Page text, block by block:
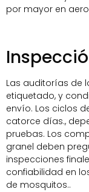
por mayor en
Las auditorías de
etiquetado, y
envío. Los ciclos
catorce días.,
pruebas. Los
granel deben
inspecciones
confiabilidad en
de mosquitos..